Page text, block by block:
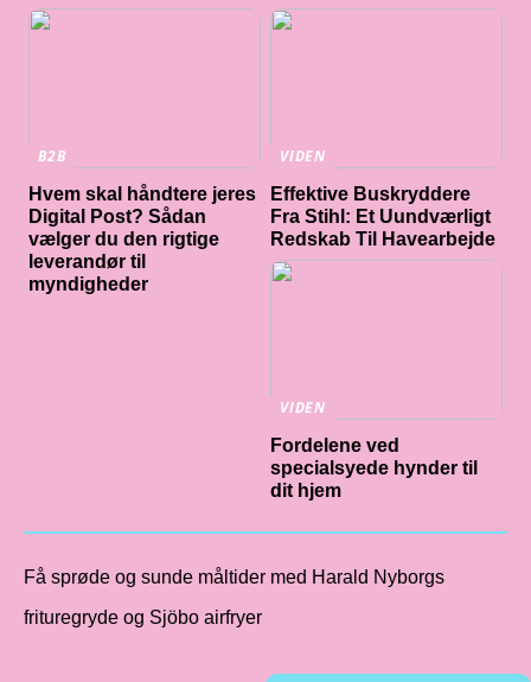
B2B
Hvem skal håndtere jeres
Digital Post? Sådan
vælger du den rigtige
leverandør til
myndigheder
VIDEN
Effektive Buskryddere
Fra Stihl: Et Uundværligt
Redskab Til Havearbejde
VIDEN
Fordelene ved
specialsyede hynder til
dit hjem
Få sprøde og sunde måltider med Harald Nyborgs
frituregryde og Sjöbo airfryer